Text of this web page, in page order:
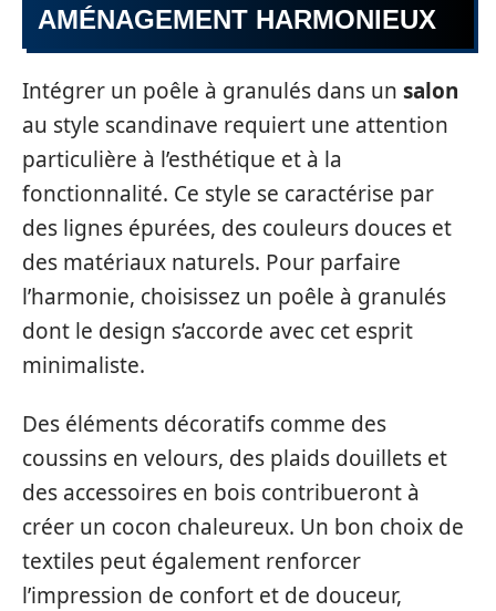
AMÉNAGEMENT HARMONIEUX
Intégrer un poêle à granulés dans un salon
au style scandinave requiert une attention
particulière à l’esthétique et à la
fonctionnalité. Ce style se caractérise par
des lignes épurées, des couleurs douces et
des matériaux naturels. Pour parfaire
l’harmonie, choisissez un poêle à granulés
dont le design s’accorde avec cet esprit
minimaliste.
Des éléments décoratifs comme des
coussins en velours, des plaids douillets et
des accessoires en bois contribueront à
créer un cocon chaleureux. Un bon choix de
textiles peut également renforcer
l’impression de confort et de douceur,